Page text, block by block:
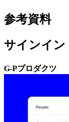
参考資料​​
サインイン​​
G-Pプロダクツ​​